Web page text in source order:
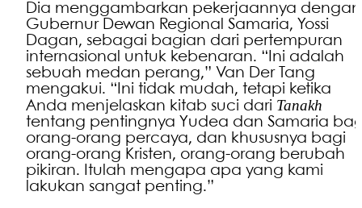
Dia menggambarkan pekerjaannya dengan
Gubernur Dewan Regional Samaria, Yossi
Dagan, sebagai bagian dari pertempuran
internasional untuk kebenaran. “Ini adalah
sebuah medan perang,” Van Der Tang
mengakui. “Ini tidak mudah, tetapi ketika
Anda menjelaskan kitab suci dari Tanakh
tentang pentingnya Yudea dan Samaria
orang-orang percaya, dan khususnya bagi
orang-orang Kristen, orang-orang berubah
pikiran. Itulah mengapa apa yang kami
lakukan sangat penting.”